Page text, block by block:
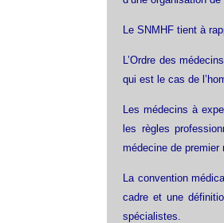
Le SNMHF tient à
L’Ordre des
qui est le cas de
Les médecins à
les règles
médecine de premier
La convention
cadre et une
spécialistes.